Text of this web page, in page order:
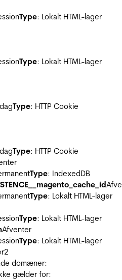
Type: Lokalt HTML-lager
Type: Lokalt HTML-lager
Type: HTTP Cookie
Type: HTTP Cookie
Type: IndexedDB
Type: Lokalt HTML-lager
Type: Lokalt HTML-lager
Afventer
Type: Lokalt HTML-lager
2
domæner:
gælder for: